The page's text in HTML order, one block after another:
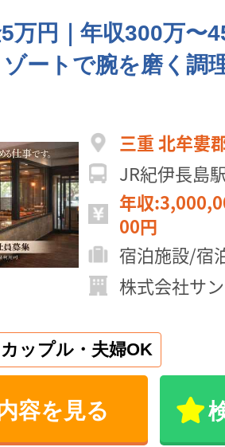
万円｜年収300万〜
ートで腕を磨く調
三重 北牟婁
JR紀伊長島
年収
00円
宿泊施設/宿
株式会社サ
カップル・夫婦OK
容を見る